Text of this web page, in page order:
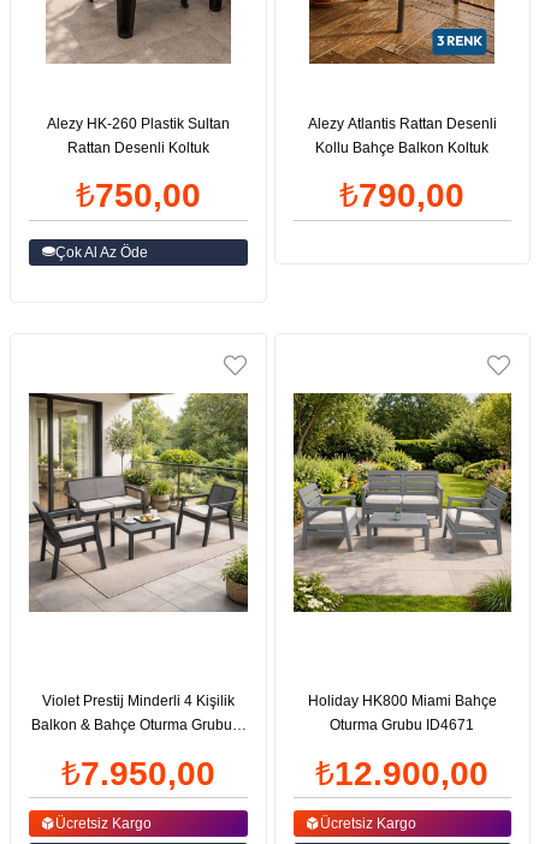
Alezy HK-260 Plastik Sultan
Rattan Desenli Koltuk
₺750,00
Çok Al Az Öde
Alezy Atlantis Rattan Desenli
Kollu Bahçe Balkon Koltuk
₺790,00
Violet Prestij Minderli 4 Kişilik
Balkon & Bahçe Oturma Grubu +
₺7.950,00
Ücretsiz Kargo
Holiday HK800 Miami Bahçe
Oturma Grubu ID4671
₺12.900,00
Ücretsiz Kargo